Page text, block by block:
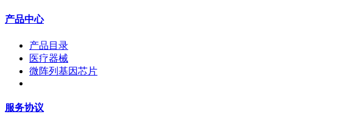
产品中心
产品目录
医疗器械
微阵列基因芯片
服务协议